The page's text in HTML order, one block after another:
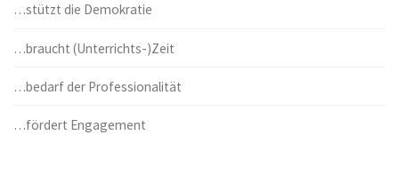
…stützt die Demokratie
…braucht (Unterrichts-)Zeit
…bedarf der Professionalität
…fördert Engagement